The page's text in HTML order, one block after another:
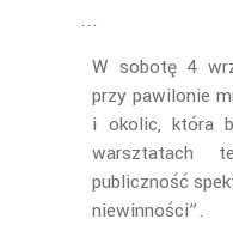
W sobotę 4
przy pawilonie
i okolic, która
warsztatach
publiczność
niewinności”.